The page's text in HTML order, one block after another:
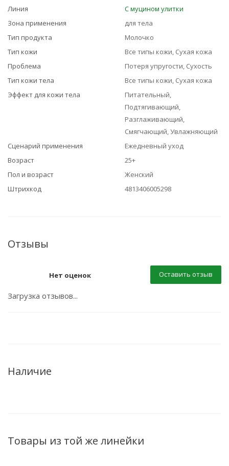
Линия
С муцином улитки
Зона применения
для тела
Тип продукта
Молочко
Тип кожи
Все типы кожи, Сухая кожа
Проблема
Потеря упругости, Сухость
Тип кожи тела
Все типы кожи, Сухая кожа
Эффект для кожи тела
Питательный,
Подтягивающий,
Разглаживающий,
Смягчающий, Увлажняющий
Сценарий применения
Ежедневный уход
Возраст
25+
Пол и возраст
Женский
Штрихкод
4813406005298
Отзывы
Нет оценок Оставить отзыв
Загрузка отзывов...
Наличие
Товары из той же линейки